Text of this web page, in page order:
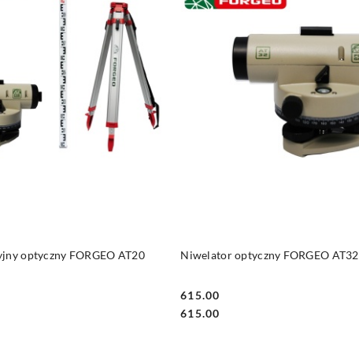
optyczny FORGEO AT20 Niwelator optyczny FORGEO AT32
Cena:
615.00
Cena:
615.00